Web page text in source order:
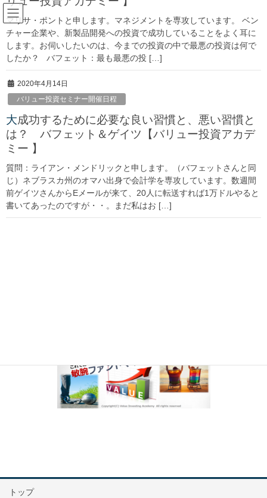
【4回払】バリュー投資塾 テンプレート
習得講座
HOME 【4回払】バリュー投資塾 テンプレート習得講座
【4回払】バリュー投資塾 テンプレート習得講座
トップ
マリサ・ポントと申します。マネジメントを専攻しています。 ベン
チャー企業や、新製品開発への投資で成功していることをよく耳に
します。お伺いしたいのは、今までの投資の中で最悪の投資は何で
したか？ バフェット：最も最悪の投 […]
2020年4月14日
バリュー投資セミナー開催日程
大成功するために必要な良い習慣と、悪い習慣と
は？ バフェット＆ゲイツ【バリュー投資アカデ
ミー 】
質問：ライアン・メンドリックと申します。（バフェットさんと同
じ）ネブラスカ州のオマハ出身で会計学を専攻しています。数週間
前ゲイツさんからEメールが来て、20人に転送すれば1万ドルやると
書いてあったのですが・・。まだ私はお […]